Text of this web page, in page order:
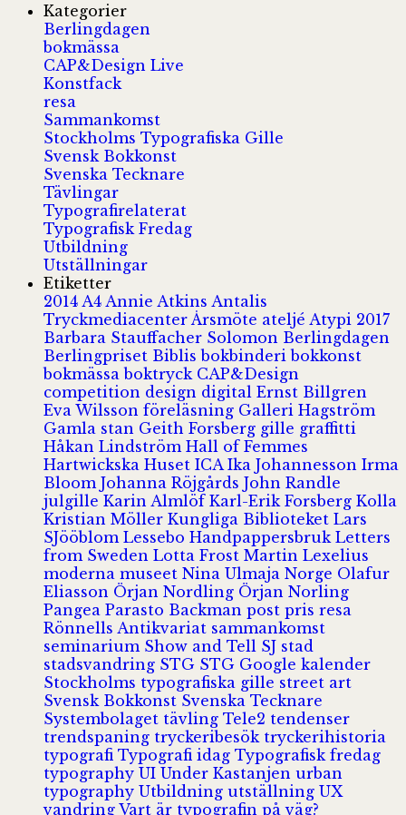
Kategorier
Berlingdagen
bokmässa
CAP&Design Live
Konstfack
resa
Sammankomst
Stockholms Typografiska Gille
Svensk Bokkonst
Svenska Tecknare
Tävlingar
Typografirelaterat
Typografisk Fredag
Utbildning
Utställningar
Etiketter
2014 A4 Annie Atkins Antalis
Tryckmediacenter Årsmöte ateljé Atypi 2017
Barbara Stauffacher Solomon Berlingdagen
Berlingpriset Biblisbokbinderibokkonst
bokmässaboktryck CAP&Design
competition design digital Ernst Billgren
Eva Wilsson föreläsning Galleri Hagström
Gamla stan Geith Forsberg gille graffitti
Håkan Lindström Hall of Femmes
Hartwickska Huset ICA Ika Johannesson Irma
Bloom Johanna Röjgårds John Randle
julgille Karin Almlöf Karl-Erik Forsberg Kolla
Kristian Möller Kungliga Biblioteket Lars
SJööblom Lessebo Handpappersbruk Letters
from Sweden Lotta Frost Martin Lexelius
moderna museet Nina Ulmaja Norge Olafur
Eliasson Örjan Nordling Örjan Norling
Pangea Parasto Backman post pris resa
Rönnells Antikvariat sammankomst
seminarium Show and Tell SJ stad
stadsvandring STG STG Google kalender
Stockholms typografiska gille street art
Svensk Bokkonst Svenska Tecknare
Systembolaget tävling Tele2 tendenser
trendspaning tryckeribesök tryckerihistoria
typografi Typografi idag Typografisk fredag
typography UI Under Kastanjen urban
typography Utbildning utställning UX
vandring Vart är typografin på väg?